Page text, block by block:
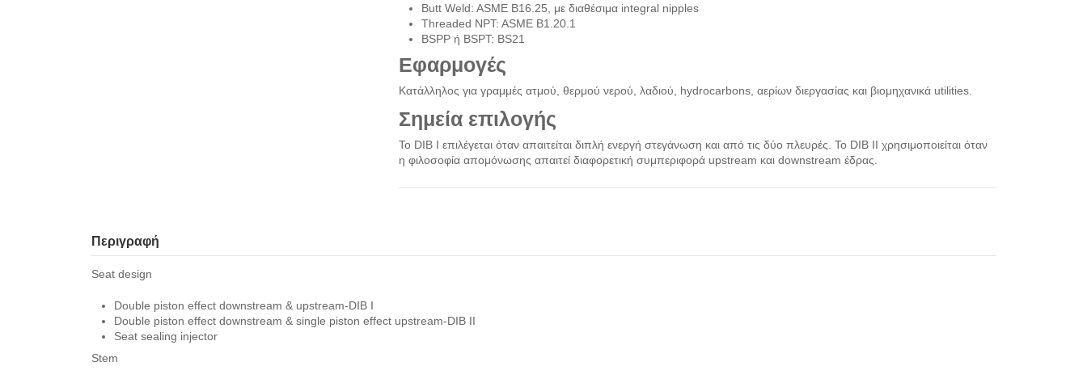
Butt Weld: ASME B16.25, με διαθέσιμα integral nipples
Threaded NPT: ASME B1.20.1
BSPP ή BSPT: BS21
Εφαρμογές
Κατάλληλος για γραμμές ατμού, θερμού νερού, λαδιού, hydrocarbons, αερίων διεργασίας και βιομηχανικά utilities.
Σημεία επιλογής
Το DIB I επιλέγεται όταν απαιτείται διπλή ενεργή στεγάνωση και από τις δύο πλευρές. Το DIB II χρησιμοποιείται όταν
η φιλοσοφία απομόνωσης απαιτεί διαφορετική συμπεριφορά upstream και downstream έδρας.
Περιγραφή
Seat design
Double piston effect downstream & upstream-DIB I
Double piston effect downstream & single piston effect upstream-DIB II
Seat sealing injector
Stem